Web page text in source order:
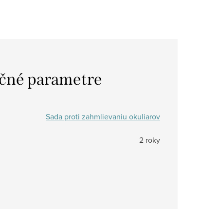
parametre
Sada proti zahmlievaniu okuliarov
2 roky